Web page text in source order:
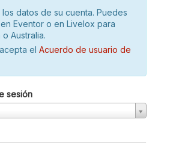
datos de su cuenta. Puedes
Eventor o en Livelox para
Australia.
el Acuerdo de usuario de
sesión